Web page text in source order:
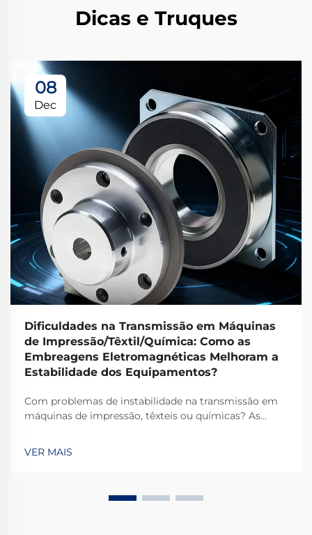
Dicas e Truques
08
Dec
Dificuldades na Transmissão em Máquinas
de Impressão/Têxtil/Química: Como as
Embreagens Eletromagnéticas Melhoram a
Estabilidade dos Equipamentos?
Com problemas de instabilidade na transmissão em
máquinas de impressão, têxteis ou químicas? As
e garantem segurança livre de amianto. Descubra
VER MAIS